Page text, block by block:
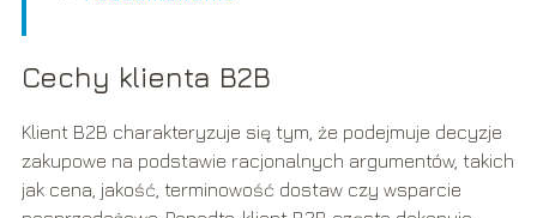
Cechy klienta B2B
Klient B2B charakteryzuje się tym, że podejmuje decyzje
zakupowe na podstawie racjonalnych argumentów, takich
jak cena, jakość, terminowość dostaw czy wsparcie